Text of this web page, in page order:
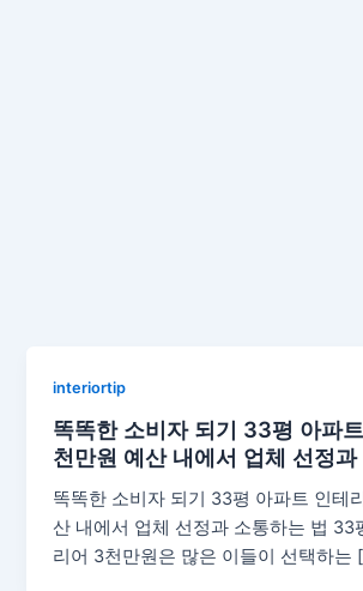
interiortip
똑똑한 소비자 되기 33평 아파
천만원 예산 내에서 업체 선정과
똑똑한 소비자 되기 33평 아파트 인테
산 내에서 업체 선정과 소통하는 법 33
리어 3천만원은 많은 이들이 선택하는